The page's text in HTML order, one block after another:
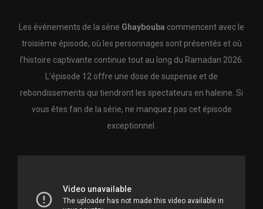
Les événements de la série Ghaybouba commencent avec le
troisième épisode, où les personnages sont présentés et où
l’histoire captivante continue tout au long du Ramadan 2026.
L’épisode 12 offre une dose de suspense et de
rebondissements qui tiendront les spectateurs en haleine. Si
vous êtes fan de la série, ne manquez pas cet épisode
exceptionnel.